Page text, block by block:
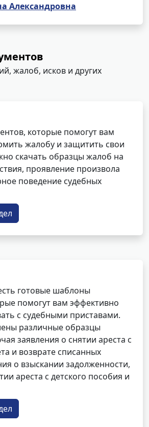
Александровна
жалоб, исков и других
которые помогут вам
жалобу и защитить свои
скачать образцы жалоб на
проявление произвола
поведение судебных
готовые шаблоны
помогут вам эффективно
с судебными приставами.
различные образцы
заявления о снятии ареста с
и возврате списанных
о взыскании задолженности,
ареста с детского пособия и